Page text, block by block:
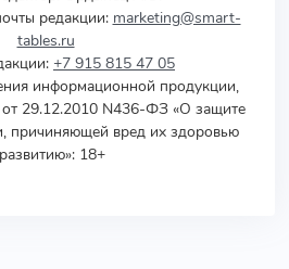
редакции: marketing@smart-
tables.ru
+7 915 815 47 05
информационной продукции,
29.12.2010 N436-ФЗ «О защите
причиняющей вред их здоровью
18+